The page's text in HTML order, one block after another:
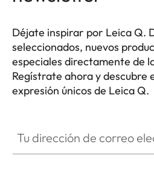
Déjate inspirar por Leica Q.
seleccionados, nuevos
especiales directamente de
Regístrate ahora y descubre
expresión únicos de Leica Q.